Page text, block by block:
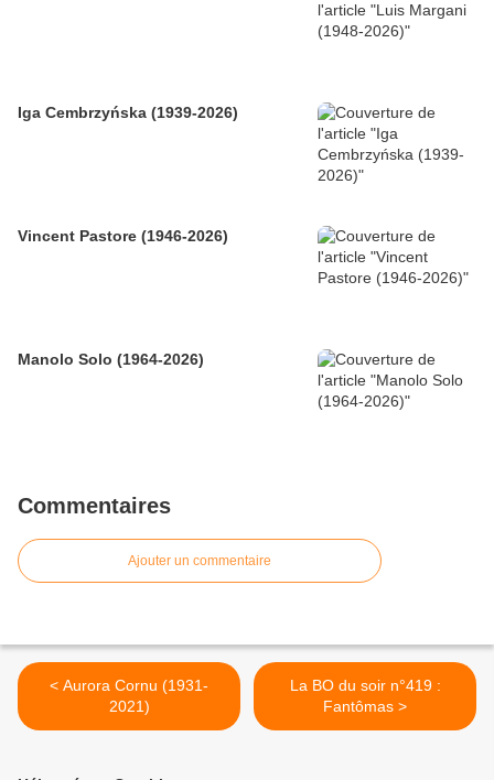
Iga Cembrzyńska (1939-2026)
Vincent Pastore (1946-2026)
Manolo Solo (1964-2026)
Commentaires
Ajouter un commentaire
< Aurora Cornu (1931-
2021)
La BO du soir n°419 :
Fantômas >